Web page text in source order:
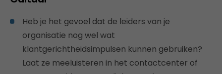
Heb je het gevoel dat de leiders van je
organisatie nog wel wat
klantgerichtheidsimpulsen kunnen gebruiken?
Laat ze meeluisteren in het contactcenter of